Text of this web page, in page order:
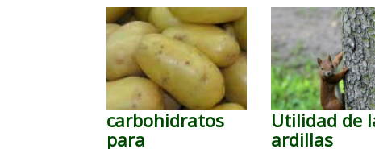
carbohidratos
para
Utilidad de
ardillas